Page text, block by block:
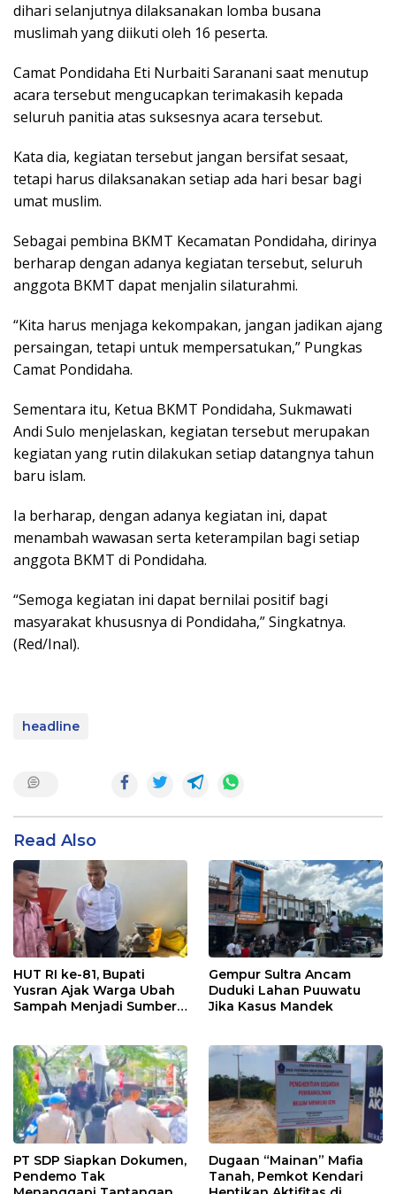
dihari selanjutnya dilaksanakan lomba busana
muslimah yang diikuti oleh 16 peserta.
Camat Pondidaha Eti Nurbaiti Saranani saat menutup
acara tersebut mengucapkan terimakasih kepada
seluruh panitia atas suksesnya acara tersebut.
Kata dia, kegiatan tersebut jangan bersifat sesaat,
tetapi harus dilaksanakan setiap ada hari besar bagi
umat muslim.
Sebagai pembina BKMT Kecamatan Pondidaha, dirinya
berharap dengan adanya kegiatan tersebut, seluruh
anggota BKMT dapat menjalin silaturahmi.
“Kita harus menjaga kekompakan, jangan jadikan ajang
persaingan, tetapi untuk mempersatukan,” Pungkas
Camat Pondidaha.
Sementara itu, Ketua BKMT Pondidaha, Sukmawati
Andi Sulo menjelaskan, kegiatan tersebut merupakan
kegiatan yang rutin dilakukan setiap datangnya tahun
baru islam.
Ia berharap, dengan adanya kegiatan ini, dapat
menambah wawasan serta keterampilan bagi setiap
anggota BKMT di Pondidaha.
“Semoga kegiatan ini dapat bernilai positif bagi
masyarakat khususnya di Pondidaha,” Singkatnya.
(Red/Inal).
headline
Read Also
HUT RI ke-81, Bupati
Yusran Ajak Warga Ubah
Sampah Menjadi Sumber
Gempur Sultra Ancam
Duduki Lahan Puuwatu
Jika Kasus Mandek
PT SDP Siapkan Dokumen,
Pendemo Tak
Dugaan “Mainan” Mafia
Tanah, Pemkot Kendari